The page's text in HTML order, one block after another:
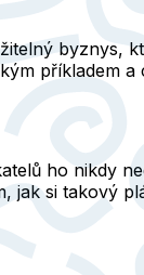
byznys,
příkladem
ho nikdy
jak si takový